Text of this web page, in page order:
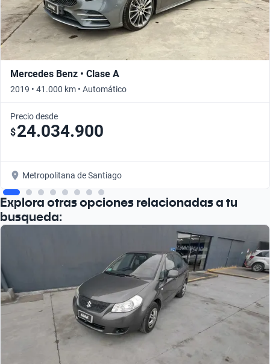
Mercedes Benz • Clase A
2019 • 41.000 km • Automático
Precio desde
$24.034.900
Metropolitana de Santiago
Explora otras opciones relacionadas a tu
busqueda: